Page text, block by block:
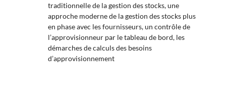
traditionnelle de la gestion des stocks, une
approche moderne de la gestion des stocks plus
en phase avec les fournisseurs, un contrôle de
l’approvisionneur par le tableau de bord, les
démarches de calculs des besoins
d’approvisionnement